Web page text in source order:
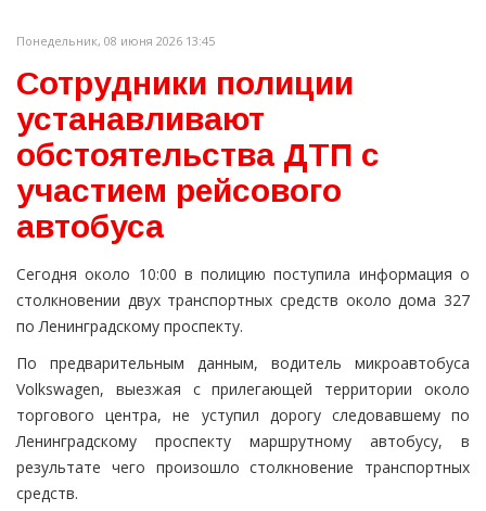
Понедельник, 08 июня 2026 13:45
Сотрудники полиции
устанавливают
обстоятельства ДТП с
участием рейсового
автобуса
Сегодня около 10:00 в полицию поступила информация о
столкновении двух транспортных средств около дома 327
по Ленинградскому проспекту.
По предварительным данным, водитель микроавтобуса
Volkswagen, выезжая с прилегающей территории около
торгового центра, не уступил дорогу следовавшему по
Ленинградскому проспекту маршрутному автобусу, в
результате чего произошло столкновение транспортных
средств.